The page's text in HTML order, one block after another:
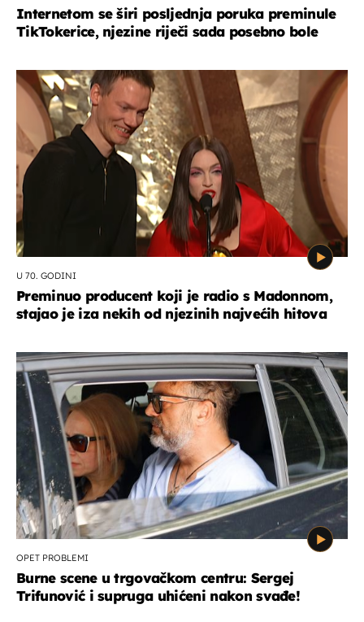
Internetom se širi posljednja poruka preminule
TikTokerice, njezine riječi sada posebno bole
U 70. GODINI
Preminuo producent koji je radio s Madonnom,
stajao je iza nekih od njezinih najvećih hitova
OPET PROBLEMI
Burne scene u trgovačkom centru: Sergej
Trifunović i supruga uhićeni nakon svađe!